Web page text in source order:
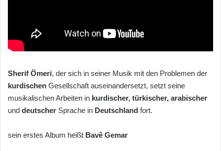
Sherif Ömeri, der sich in seiner Musik mit den Problemen der
kurdischen Gesellschaft auseinandersetzt, setzt seine
musikalischen Arbeiten in kurdischer, türkischer, arabischer
und deutscher Sprache in Deutschland fort.
sein erstes Album heißt Bavê Gemar